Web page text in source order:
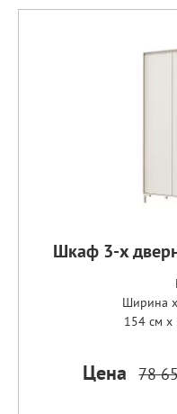
Шкаф 3-х
Ширина
154 см x
Цена 78